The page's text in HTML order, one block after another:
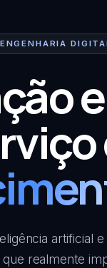
artificial
realmente